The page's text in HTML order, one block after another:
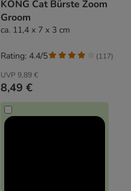
KONG Cat Bürste Zoom
Groom
ca. 11,4 x 7 x 3 cm
UVP 9,89 €
8,49 €
Rating: 4.4/5 (117)